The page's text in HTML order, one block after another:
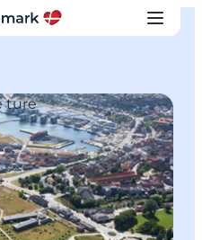
ture